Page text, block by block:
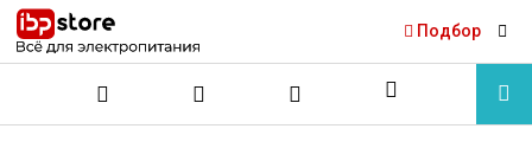
Подбор